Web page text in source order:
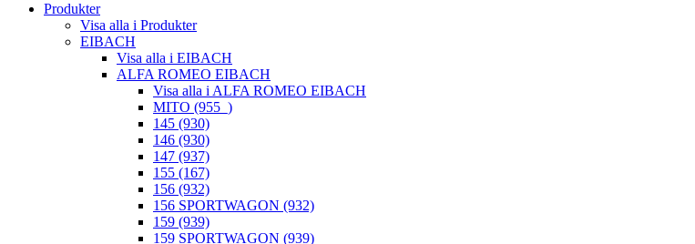
Produkter
Visa alla i Produkter
EIBACH
Visa alla i EIBACH
ALFA ROMEO EIBACH
Visa alla i ALFA ROMEO EIBACH
MITO (955_)
145 (930)
146 (930)
147 (937)
155 (167)
156 (932)
156 SPORTWAGON (932)
159 (939)
159 SPORTWAGON (939)